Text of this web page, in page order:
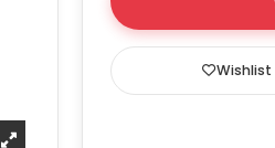
Wishlist